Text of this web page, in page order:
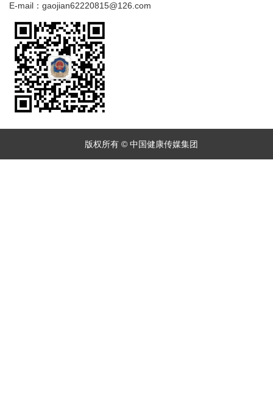
E-mail：gaojian62220815@126.com
版权所有 © 中国健康传媒集团